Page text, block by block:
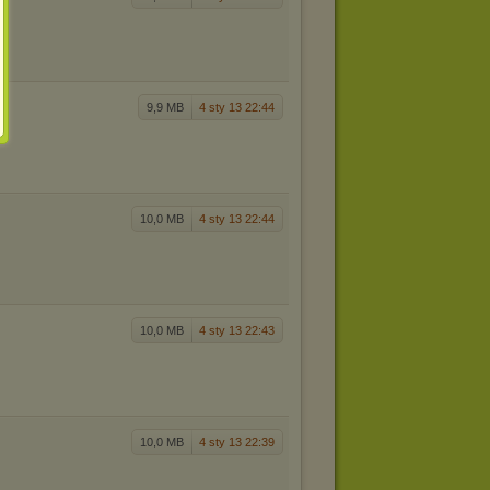
9,9 MB 4 sty 13 22:44
10,0 MB 4 sty 13 22:44
10,0 MB 4 sty 13 22:43
10,0 MB 4 sty 13 22:39